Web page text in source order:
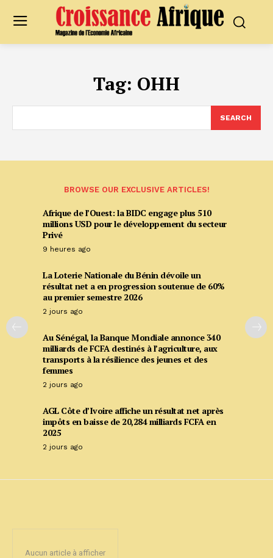
Tag: OHH
SEARCH
BROWSE OUR EXCLUSIVE ARTICLES!
Afrique de l’Ouest: la BIDC engage plus 510
millions USD pour le développement du secteur
Privé
9 heures ago
La Loterie Nationale du Bénin dévoile un
résultat net a en progression soutenue de 60%
au premier semestre 2026
2 jours ago
Au Sénégal, la Banque Mondiale annonce 340
milliards de FCFA destinés à l’agriculture, aux
transports à la résilience des jeunes et des
femmes
2 jours ago
AGL Côte d’Ivoire affiche un résultat net après
impôts en baisse de 20,284 milliards FCFA en
2025
2 jours ago
Aucun article à afficher